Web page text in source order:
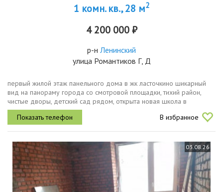
1 комн. кв., 28 м2
4 200 000 ₽
р-н Ленинский
улица Романтиков Г, Д
первый жилой этаж панельного дома в жк ласточкино шикарный
вид на панораму города со смотровой площадки, тихий район,
чистые дворы, детский сад рядом, открыта новая школа в
квартире сделан косметический ремонт, общая площадь 28,...
В избранное
03.08.26